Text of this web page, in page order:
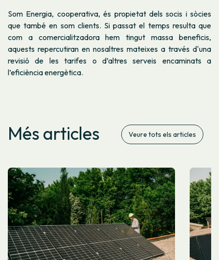
Som Energia, cooperativa, és propietat dels socis i sòcies
que també en som clients. Si passat el temps resulta que
com a comercialitzadora hem tingut massa beneficis,
aquests repercutiran en nosaltres mateixes a través d'una
revisió de les tarifes o d’altres serveis encaminats a
l’eficiència energètica.
Més articles Veure tots els articles